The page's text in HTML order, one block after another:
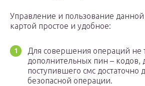
Управление и пользование
картой простое и удобное:
Для совершения операций не
дополнительных пин – кодов,
поступившего смс достаточно
безопасной операции.